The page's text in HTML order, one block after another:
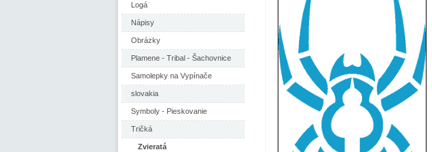
Logá
Nápisy
Obrázky
Plamene - Tribal - Šachovnice
Samolepky na Vypínače
slovakia
Symboly - Pieskovanie
Tričká
Zvieratá